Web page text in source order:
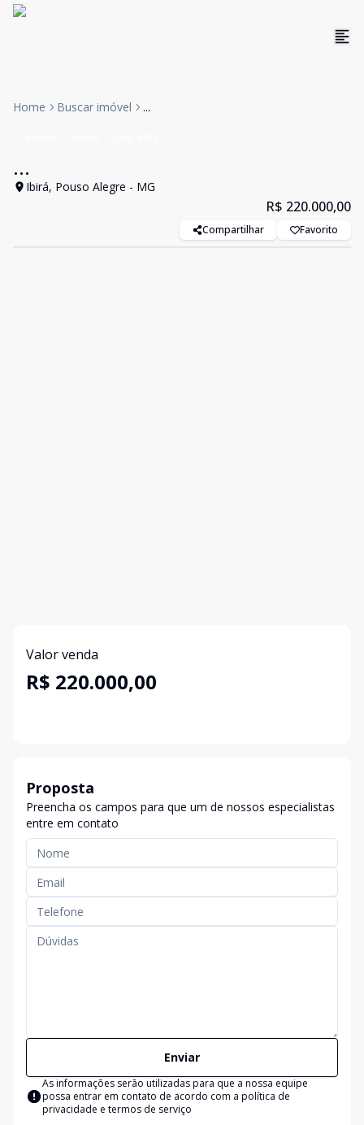
Home Buscar imóvel ...
...
Ibirá, Pouso Alegre - MG
R$ 220.000,00
Compartilhar Favorito
Valor venda
R$ 220.000,00
Proposta
Preencha os campos para que um de nossos especialistas
entre em contato
Enviar
As informações serão utilizadas para que a nossa equipe
possa entrar em contato de acordo com a política de
privacidade e termos de serviço